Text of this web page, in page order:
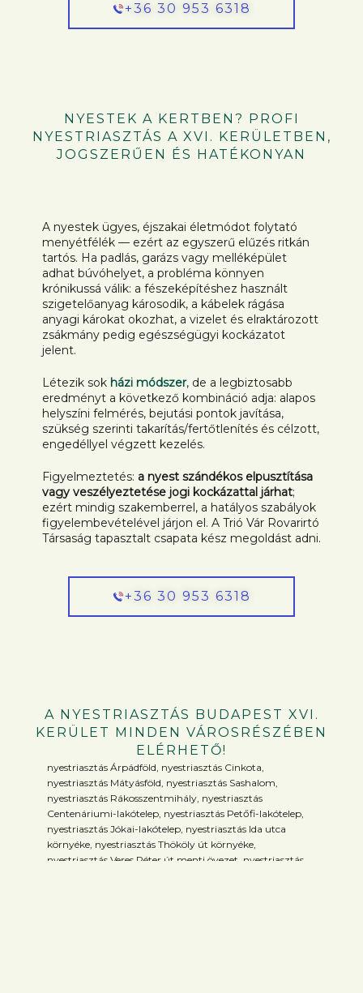
+36 30 953 6318
NYESTEK A KERTBEN? PROFI
NYESTRIASZTÁS A XVI. KERÜLETBEN,
JOGSZERŰEN ÉS HATÉKONYAN
A nyestek ügyes, éjszakai életmódot folytató
menyétfélék — ezért az egyszerű elűzés ritkán
tartós. Ha padlás, garázs vagy melléképület
adhat búvóhelyet, a probléma könnyen
krónikussá válik: a fészeképítéshez használt
szigetelőanyag károsodik, a kábelek rágása
anyagi károkat okozhat, a vizelet és elraktározott
zsákmány pedig egészségügyi kockázatot
jelent.
Létezik sok házi módszer, de a legbiztosabb
eredményt a következő kombináció adja: alapos
helyszíni felmérés, bejutási pontok javítása,
szükség szerinti takarítás/fertőtlenítés és célzott,
engedéllyel végzett kezelés.
Figyelmeztetés: a nyest szándékos elpusztítása
vagy veszélyeztetése jogi kockázattal járhat;
ezért mindig szakemberrel, a hatályos szabályok
figyelembevételével járjon el. A Trió Vár Rovarirtó
Társaság tapasztalt csapata kész megoldást adni.
+36 30 953 6318
A NYESTRIASZTÁS BUDAPEST XVI.
KERÜLET MINDEN VÁROSRÉSZÉBEN
ELÉRHETŐ!
nyestriasztás Árpádföld, nyestriasztás Cinkota,
nyestriasztás Mátyásföld, nyestriasztás Sashalom,
nyestriasztás Rákosszentmihály, nyestriasztás
Centenáriumi-lakótelep, nyestriasztás Petőfi-lakótelep,
nyestriasztás Jókai-lakótelep, nyestriasztás Ida utca
környéke, nyestriasztás Thököly út környéke,
nyestriasztás Veres Péter út menti övezet, nyestriasztás